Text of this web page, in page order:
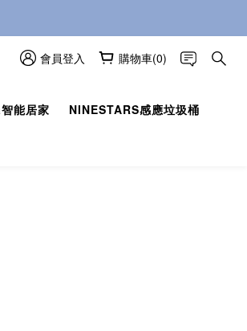
會員登入 購物車(0)
能居家
NINESTARS感應垃圾桶